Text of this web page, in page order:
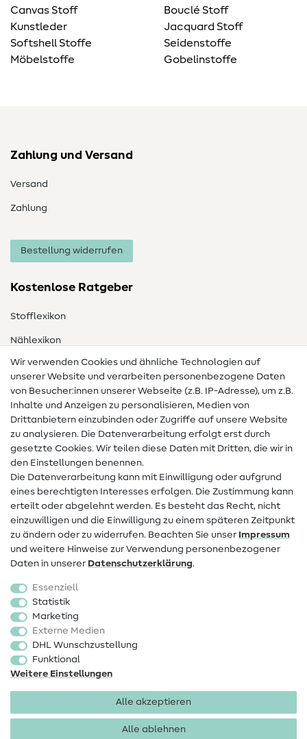
Canvas Stoff
Kunstleder
Softshell Stoffe
Möbelstoffe
Bouclé Stoff
Jacquard Stoff
Seidenstoffe
Gobelinstoffe
Zahlung und Versand
Versand
Zahlung
Bestellung widerrufen
Kostenlose Ratgeber
Stofflexikon
Nählexikon
Nähanleitungen
Hilfe & Kontakt
Kontakt
Infos zum Betreiberwechsel
FAQ
Widerrufsrecht
Beliebt
Stoffe
Sale
Schnittmuster
Wir verwenden Cookies und ähnliche Technologien auf
unserer Website und verarbeiten personenbezogene Daten
von Besucher:innen unserer Webseite (z.B. IP-Adresse), um z.B.
Inhalte und Anzeigen zu personalisieren, Medien von
Drittanbietern einzubinden oder Zugriffe auf unsere Website
zu analysieren. Die Datenverarbeitung erfolgt erst durch
gesetzte Cookies. Wir teilen diese Daten mit Dritten, die wir in
den Einstellungen benennen.
Die Datenverarbeitung kann mit Einwilligung oder aufgrund
eines berechtigten Interesses erfolgen. Die Zustimmung kann
erteilt oder abgelehnt werden. Es besteht das Recht, nicht
einzuwilligen und die Einwilligung zu einem späteren Zeitpunkt
zu ändern oder zu widerrufen. Beachten Sie unser Impressum
und weitere Hinweise zur Verwendung personenbezogener
Daten in unserer Daten­schutz­erklärung.
Essenziell
Statistik
Marketing
Externe Medien
DHL Wunschzustellung
Funktional
Weitere Einstellungen
Alle akzeptieren
Alle ablehnen
Impressum Datenschutz
AGB